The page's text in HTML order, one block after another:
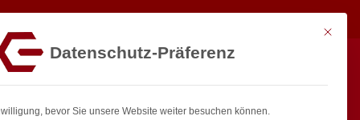
1,96€ exkl. MwSt. In den Warenkorb
Mit
Datenschutz-Präferenz
bevor Sie unsere Website weiter besuchen können.